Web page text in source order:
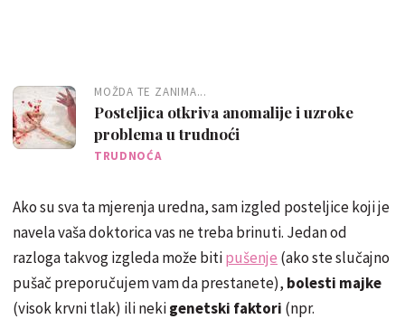
MOŽDA TE ZANIMA...
Posteljica otkriva anomalije i uzroke
problema u trudnoći
TRUDNOĆA
Ako su sva ta mjerenja uredna, sam izgled posteljice koji je
navela vaša doktorica vas ne treba brinuti. Jedan od
razloga takvog izgleda može bitipušenje (ako ste slučajno
pušač preporučujem vam da prestanete), bolesti majke
(visok krvni tlak) ili nekigenetski faktori (npr.